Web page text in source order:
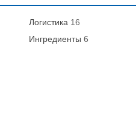
цен
Логистика 16
Ингредиенты 6